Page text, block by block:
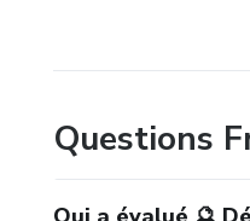
Questions